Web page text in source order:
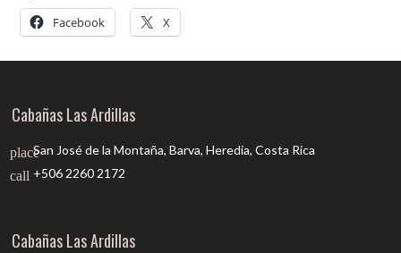
Facebook X
Cabañas Las Ardillas
placeSan José de la Montaña, Barva, Heredia, Costa Rica
call +506 2260 2172
Cabañas Las Ardillas